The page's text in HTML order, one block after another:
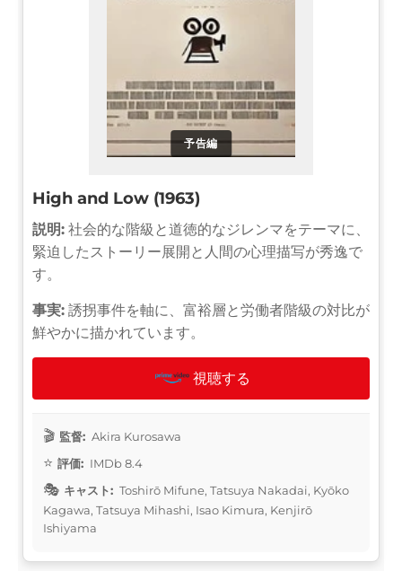
予告編
High and Low (1963)
説明: 社会的な階級と道徳的なジレンマをテーマに、
緊迫したストーリー展開と人間の心理描写が秀逸で
す。
事実: 誘拐事件を軸に、富裕層と労働者階級の対比が
鮮やかに描かれています。
視聴する
監督: Akira Kurosawa
評価: IMDb 8.4
キャスト: Toshirō Mifune, Tatsuya Nakadai, Kyōko
Kagawa, Tatsuya Mihashi, Isao Kimura, Kenjirō
Ishiyama